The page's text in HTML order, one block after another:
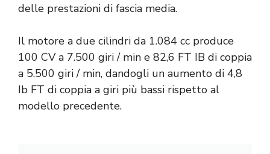
delle prestazioni di fascia media.
Il motore a due cilindri da 1.084 cc produce
100 CV a 7.500 giri / min e 82,6 FT IB di coppia
a 5.500 giri / min, dandogli un aumento di 4,8
Ib FT di coppia a giri più bassi rispetto al
modello precedente.